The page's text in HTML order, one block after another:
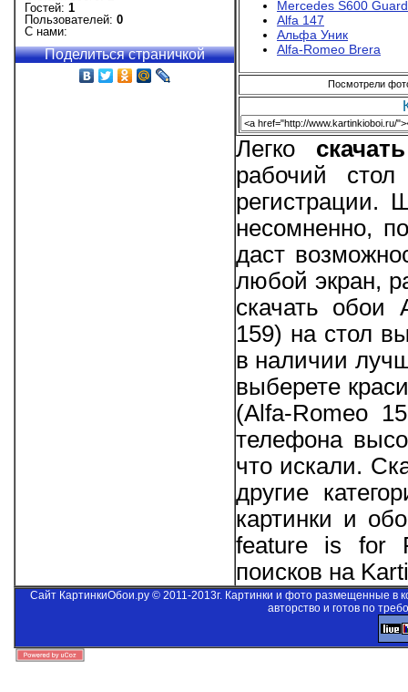
Гостей: 1
Пользователей: 0
С нами:
Поделиться страничкой
Mercedes S600 Guard
Alfa 147
Альфа Уник
Alfa-Romeo Brera
Посмотрели
Легко
рабочий
регистрации.
несомненно,
даст
любой экран,
скачать обои
159) на стол
в наличии
выберете
(Alfa-Romeo
телефона
что искали.
другие
картинки и
feature is for
поисков на
Сайт КартинкиОбои.ру © 2011-2013г. Картинки и фото размещенные в
авторство и готов по